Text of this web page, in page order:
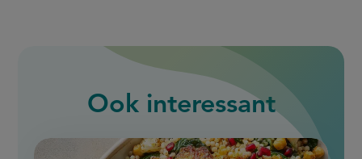
Ook interessant